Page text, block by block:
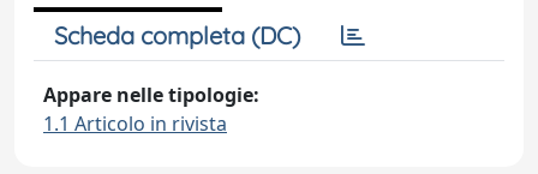
Scheda completa (DC)
Appare nelle tipologie:
1.1 Articolo in rivista